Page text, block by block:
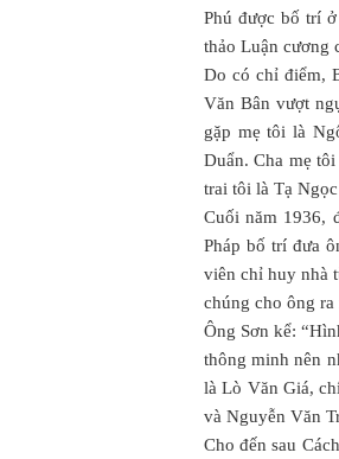
Phú được bố trí
thảo Luận cương
Do có chỉ điểm,
Văn Bân vượt
gặp mẹ tôi là
Duẩn. Cha mẹ
trai tôi là Tạ
Cuối năm 1936,
Pháp bố trí đưa
viên chỉ huy nhà
chúng cho ông
Ông Sơn kể:
thông minh nên
là Lò Văn Giá,
và Nguyễn Văn
Cho đến sau